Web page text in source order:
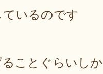
いるのです
ことぐらいしか